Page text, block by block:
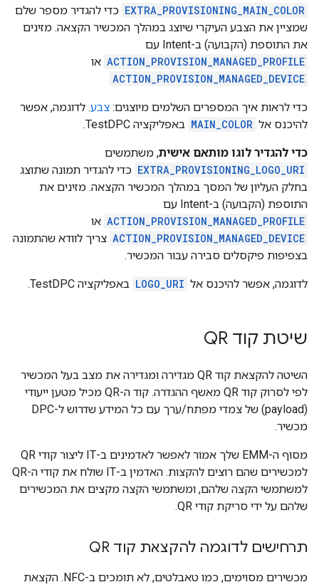
EXTRA_PROVISIONING_MAIN_COLOR כדי להגדיר מספר שלם
שמציין את הצבע העיקרי שיוצג במהלך המכשיר הקצאה. מזינים
את התוספת (הקבועה) ב-Intent עם
ACTION_PROVISION_MANAGED_PROFILE או
ACTION_PROVISION_MANAGED_DEVICE
כדי לראות איך המספרים השלמים מיוצגים: צבע. לדוגמה, אפשר
להיכנס אל MAIN_COLOR באפליקציה TestDPC.
כדי להגדיר לוגו מותאם אישית, משתמשים
EXTRA_PROVISIONING_LOGO_URI כדי להגדיר תמונה שתוצג
בחלק העליון של המסך במהלך המכשיר הקצאה. מזינים את
התוספת (הקבועה) ב-Intent עם
ACTION_PROVISION_MANAGED_PROFILE או
ACTION_PROVISION_MANAGED_DEVICE צריך לוודא שהתמונה
בצפיפות פיקסלים סבירה עבור המכשיר.
לדוגמה, אפשר להיכנס אל LOGO_URI באפליקציה TestDPC.
שיטת קוד QR
השיטה להקצאת קוד QR מגדירה ומגדירה את מצב בעל המכשיר
לפי לסרוק קוד QR מאשף ההגדרה. קוד ה-QR מכיל מטען ייעודי
(payload) של צמדי מפתח/ערך עם כל המידע שדרוש ל-DPC
מכשיר.
מסוף ה-EMM שלך אמור לאפשר לאדמינים ב-IT ליצור קודי QR
למכשירים שהם רוצים להקצות. האדמין ב-IT שולח את קודי ה-QR
למשתמשי הקצה שלהם, ומשתמשי הקצה מקצים את המכשירים
שלהם על ידי סריקת קודי QR.
תרחישים לדוגמה להקצאת קוד QR
מכשירים מסוימים, כמו טאבלטים, לא תומכים ב-NFC. הקצאת